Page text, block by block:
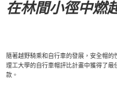
在林間小徑中燃
隨著越野騎乘和自行車的發展，安全帽的
理工大學的自行車帽評比計畫中獲得了最
款。